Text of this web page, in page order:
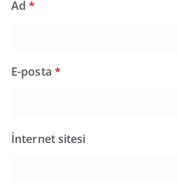
Ad*
E-posta *
İnternet sitesi